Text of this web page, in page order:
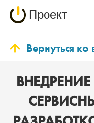
Проект
Вернуться ко